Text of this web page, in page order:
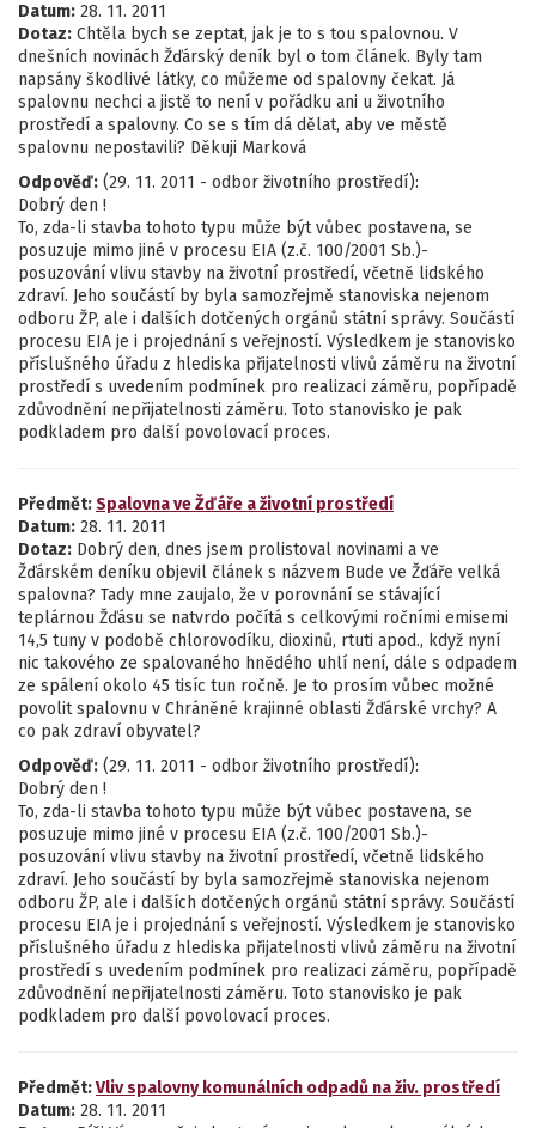
Datum: 28. 11. 2011
Dotaz: Chtěla bych se zeptat, jak je to s tou spalovnou. V
dnešních novinách Žďárský deník byl o tom článek. Byly tam
napsány škodlivé látky, co můžeme od spalovny čekat. Já
spalovnu nechci a jistě to není v pořádku ani u životního
prostředí a spalovny. Co se s tím dá dělat, aby ve městě
spalovnu nepostavili? Děkuji Marková
Odpověď: (29. 11. 2011 - odbor životního prostředí):
Dobrý den !
To, zda-li stavba tohoto typu může být vůbec postavena, se
posuzuje mimo jiné v procesu EIA (z.č. 100/2001 Sb.)-
posuzování vlivu stavby na životní prostředí, včetně lidského
zdraví. Jeho součástí by byla samozřejmě stanoviska nejenom
odboru ŽP, ale i dalších dotčených orgánů státní správy. Součástí
procesu EIA je i projednání s veřejností. Výsledkem je stanovisko
příslušného úřadu z hlediska přijatelnosti vlivů záměru na životní
prostředí s uvedením podmínek pro realizaci záměru, popřípadě
zdůvodnění nepřijatelnosti záměru. Toto stanovisko je pak
podkladem pro další povolovací proces.
Předmět:Spalovna ve Žďáře a životní prostředí
Datum: 28. 11. 2011
Dotaz: Dobrý den, dnes jsem prolistoval novinami a ve
Žďárském deníku objevil článek s názvem Bude ve Žďáře velká
spalovna? Tady mne zaujalo, že v porovnání se stávající
teplárnou Žďásu se natvrdo počítá s celkovými ročními emisemi
14,5 tuny v podobě chlorovodíku, dioxinů, rtuti apod., když nyní
nic takového ze spalovaného hnědého uhlí není, dále s odpadem
ze spálení okolo 45 tisíc tun ročně. Je to prosím vůbec možné
povolit spalovnu v Chráněné krajinné oblasti Žďárské vrchy? A
co pak zdraví obyvatel?
Odpověď: (29. 11. 2011 - odbor životního prostředí):
Dobrý den !
To, zda-li stavba tohoto typu může být vůbec postavena, se
posuzuje mimo jiné v procesu EIA (z.č. 100/2001 Sb.)-
posuzování vlivu stavby na životní prostředí, včetně lidského
zdraví. Jeho součástí by byla samozřejmě stanoviska nejenom
odboru ŽP, ale i dalších dotčených orgánů státní správy. Součástí
procesu EIA je i projednání s veřejností. Výsledkem je stanovisko
příslušného úřadu z hlediska přijatelnosti vlivů záměru na životní
prostředí s uvedením podmínek pro realizaci záměru, popřípadě
zdůvodnění nepřijatelnosti záměru. Toto stanovisko je pak
podkladem pro další povolovací proces.
Předmět:Vliv spalovny komunálních odpadů na živ. prostředí
Datum: 28. 11. 2011